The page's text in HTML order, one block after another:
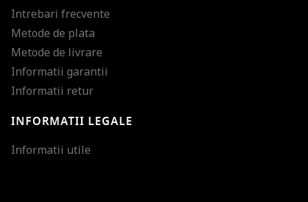
Intrebari frecvente
Metode de plata
Metode de livrare
Informatii garantii
Informatii retur
INFORMATII LEGALE
Informatii utile